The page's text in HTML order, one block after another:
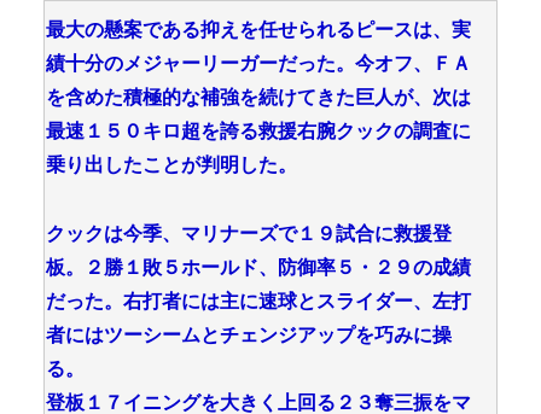
最大の懸案である抑えを任せられるピースは、実
績十分のメジャーリーガーだった。今オフ、ＦＡ
を含めた積極的な補強を続けてきた巨人が、次は
最速１５０キロ超を誇る救援右腕クックの調査に
乗り出したことが判明した。
クックは今季、マリナーズで１９試合に救援登
板。２勝１敗５ホールド、防御率５・２９の成績
だった。右打者には主に速球とスライダー、左打
者にはツーシームとチェンジアップを巧みに操
る。
登板１７イニングを大きく上回る２３奪三振をマ